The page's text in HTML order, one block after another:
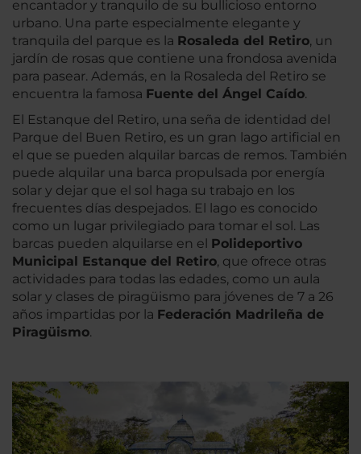
encantador y tranquilo de su bullicioso entorno
urbano. Una parte especialmente elegante y
tranquila del parque es la Rosaleda del Retiro, un
jardín de rosas que contiene una frondosa avenida
para pasear. Además, en la Rosaleda del Retiro se
encuentra la famosa Fuente del Ángel Caído.
El Estanque del Retiro, una seña de identidad del
Parque del Buen Retiro, es un gran lago artificial en
el que se pueden alquilar barcas de remos. También
puede alquilar una barca propulsada por energía
solar y dejar que el sol haga su trabajo en los
frecuentes días despejados. El lago es conocido
como un lugar privilegiado para tomar el sol. Las
barcas pueden alquilarse en el Polideportivo
Municipal Estanque del Retiro, que ofrece otras
actividades para todas las edades, como un aula
solar y clases de piragüismo para jóvenes de 7 a 26
años impartidas por la Federación Madrileña de
Piragüismo.